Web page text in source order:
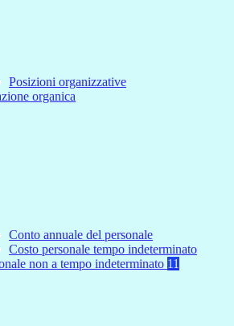
Posizioni organizzative
organica
Conto annuale del personale
Costo personale tempo indeterminato
non a tempo indeterminato 11